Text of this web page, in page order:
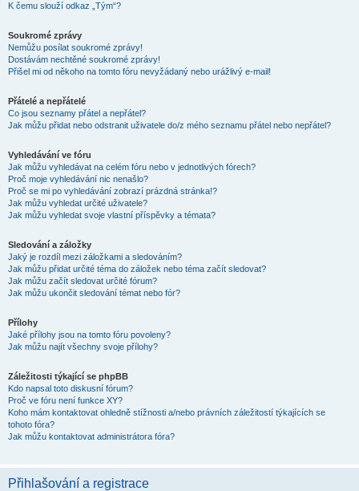
K čemu slouží odkaz „Tým“?
Soukromé zprávy
Nemůžu posílat soukromé zprávy!
Dostávám nechtěné soukromé zprávy!
Přišel mi od někoho na tomto fóru nevyžádaný nebo urážlivý e-mail!
Přátelé a nepřátelé
Co jsou seznamy přátel a nepřátel?
Jak můžu přidat nebo odstranit uživatele do/z mého seznamu přátel nebo nepřátel?
Vyhledávání ve fóru
Jak můžu vyhledávat na celém fóru nebo v jednotlivých fórech?
Proč moje vyhledávání nic nenašlo?
Proč se mi po vyhledávání zobrazí prázdná stránka!?
Jak můžu vyhledat určité uživatele?
Jak můžu vyhledat svoje vlastní příspěvky a témata?
Sledování a záložky
Jaký je rozdíl mezi záložkami a sledováním?
Jak můžu přidat určité téma do záložek nebo téma začít sledovat?
Jak můžu začít sledovat určité fórum?
Jak můžu ukončit sledování témat nebo fór?
Přílohy
Jaké přílohy jsou na tomto fóru povoleny?
Jak můžu najít všechny svoje přílohy?
Záležitosti týkající se phpBB
Kdo napsal toto diskusní fórum?
Proč ve fóru není funkce XY?
Koho mám kontaktovat ohledně stížnosti a/nebo právních záležitostí týkajících se
tohoto fóra?
Jak můžu kontaktovat administrátora fóra?
Přihlašování a registrace